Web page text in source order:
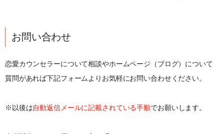
お問い合わせ
恋愛カウンセラーについて相談やホームページ（ブログ）について
質問があれば下記フォームよりお気軽にお問い合わせください。
※以後は自動返信メールに記載されている手順でお願いします。